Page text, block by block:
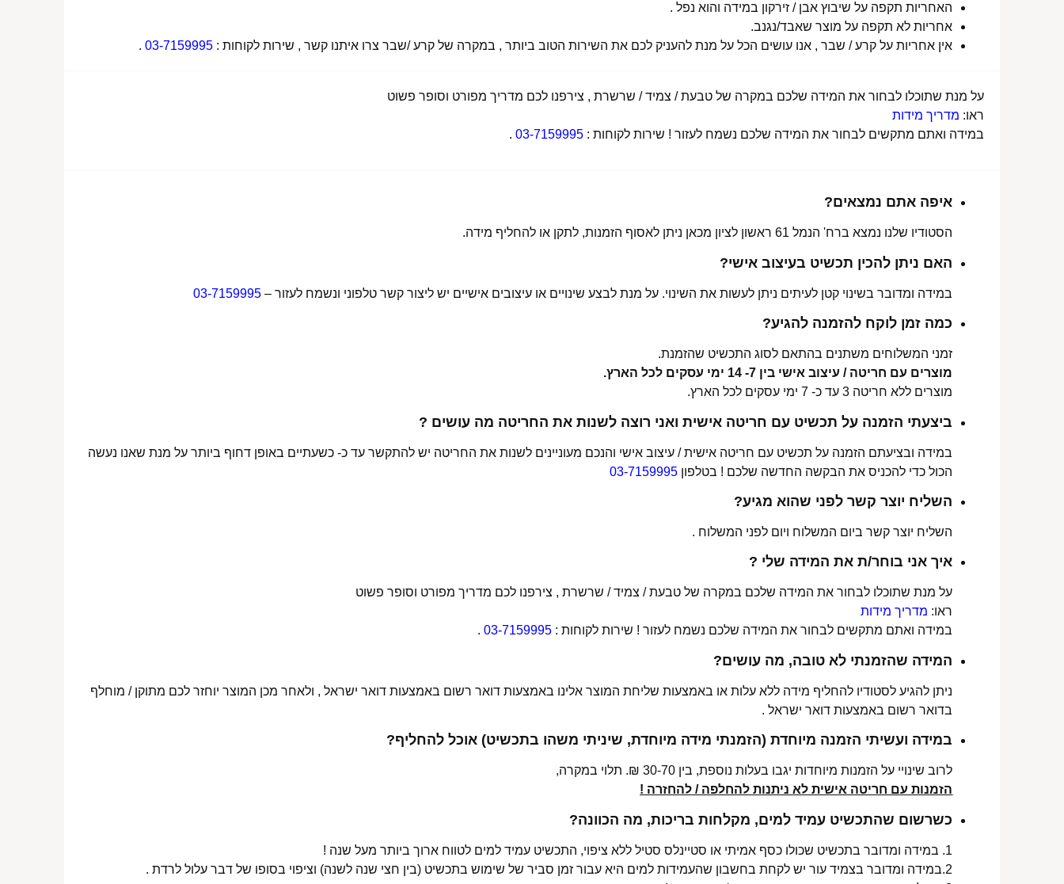
האחריות תקפה על שיבוץ אבן / זירקון במידה והוא נפל .
אחריות לא תקפה על מוצר שאבד/נגנב.
אין אחריות על קרע / שבר , אנו עושים הכל על מנת להעניק לכם את השירות הטוב ביותר , במקרה של קרע /שבר צרו איתנו קשר , שירות לקוחות : 03-7159995
.
על מנת שתוכלו לבחור את המידה שלכם במקרה של טבעת / צמיד / שרשרת , צירפנו לכם מדריך מפורט וסופר פשוט
ראו: מדריך מידות
במידה ואתם מתקשים לבחור את המידה שלכם נשמח לעזור ! שירות לקוחות : 03-7159995
.
איפה אתם נמצאים?
הסטודיו שלנו נמצא ברח' הנמל 61 ראשון לציון מכאן ניתן לאסוף הזמנות, לתקן או להחליף מידה.
האם ניתן להכין תכשיט בעיצוב אישי?
במידה ומדובר בשינוי קטן לעיתים ניתן לעשות את השינוי. על מנת לבצע שינויים או עיצובים אישיים יש ליצור קשר טלפוני ונשמח לעזור – 03-7159995
כמה זמן לוקח להזמנה להגיע?
זמני המשלוחים משתנים בהתאם לסוג התכשיט שהזמנת.
מוצרים עם חריטה / עיצוב אישי בין 7- 14 ימי עסקים לכל הארץ.
מוצרים ללא חריטה 3 עד כ- 7 ימי עסקים לכל הארץ.
ביצעתי הזמנה על תכשיט עם חריטה אישית ואני רוצה לשנות את החריטה מה עושים ?
במידה ובציעתם הזמנה על תכשיט עם חריטה אישית / עיצוב אישי והנכם מעוניינים לשנות את החריטה יש להתקשר עד כ- כשעתיים באופן דחוף ביותר על מנת שאנו נעשה
הכול כדי להכניס את הבקשה החדשה שלכם ! בטלפון 03-7159995
השליח יוצר קשר לפני שהוא מגיע?
השליח יוצר קשר ביום המשלוח ויום לפני המשלוח .
איך אני בוחר/ת את המידה שלי ?
על מנת שתוכלו לבחור את המידה שלכם במקרה של טבעת / צמיד / שרשרת , צירפנו לכם מדריך מפורט וסופר פשוט
ראו: מדריך מידות
במידה ואתם מתקשים לבחור את המידה שלכם נשמח לעזור ! שירות לקוחות : 03-7159995
.
המידה שהזמנתי לא טובה, מה עושים?
ניתן להגיע לסטודיו להחליף מידה ללא עלות או באמצעות שליחת המוצר אלינו באמצעות דואר רשום באמצעות דואר ישראל , ולאחר מכן המוצר יוחזר לכם מתוקן / מוחלף
בדואר רשום באמצעות דואר ישראל .
במידה ועשיתי הזמנה מיוחדת (הזמנתי מידה מיוחדת, שיניתי משהו בתכשיט) אוכל להחליף?
לרוב שינויי על הזמנות מיוחדות יגבו בעלות נוספת, בין 30-70 ₪. תלוי במקרה,
הזמנות עם חריטה אישית לא ניתנות להחלפה / להחזרה !
כשרשום שהתכשיט עמיד למים, מקלחות בריכות, מה הכוונה?
1. במידה ומדובר בתכשיט שכולו כסף אמיתי או סטיינלס סטיל ללא ציפוי, התכשיט עמיד למים לטווח ארוך ביותר מעל שנה !
2.במידה ומדובר בצמיד עור יש לקחת בחשבון שהעמידות למים היא עבור זמן סביר של שימוש בתכשיט (בין חצי שנה לשנה) וציפוי בסופו של דבר עלול לרדת .